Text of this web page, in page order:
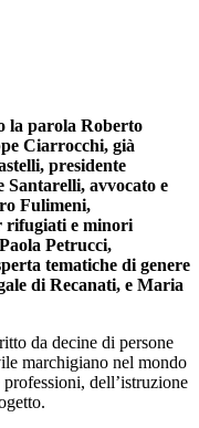
la parola Roberto
Ciarrocchi, già
presidente
Santarelli, avvocato e
Fulimeni,
rifugiati e minori
Petrucci,
tematiche di genere
di Recanati, e Maria
da decine di persone
marchigiano nel mondo
dell’istruzione